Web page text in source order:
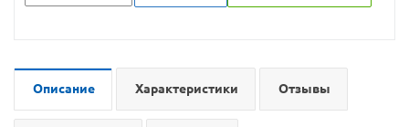
Описание Характеристики Отзывы